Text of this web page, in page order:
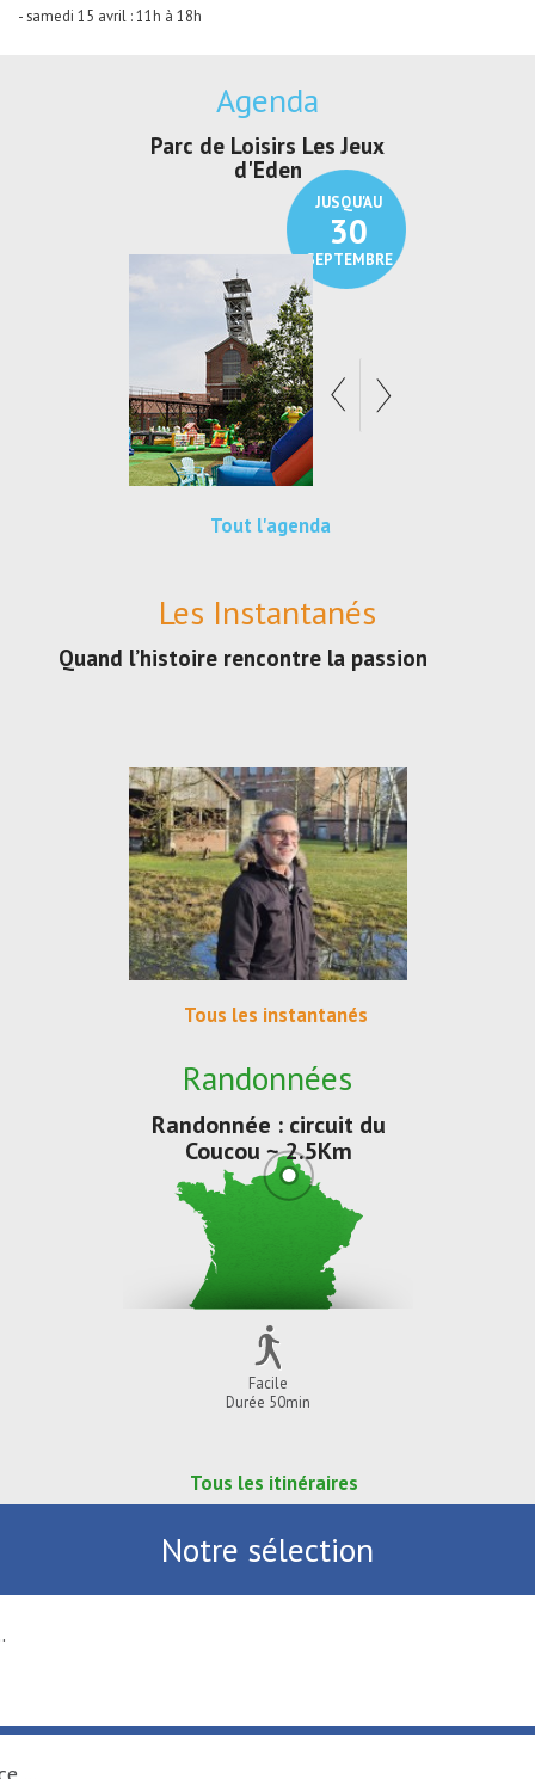
- samedi 15 avril : 11h à 18h
Agenda
SEPTEMBRE
Parc de Loisirs Les Jeux
Exposition "Lucien
Au pays du charbon
Tout l'agenda
Les Instantanés
Quand l’histoire rencontre la passion
Tous les instantanés
Randonnées
Randonnée : circuit du
Coucou ~ 2.5Km
Facile
Durée 50min
Tous les itinéraires
Notre sélection